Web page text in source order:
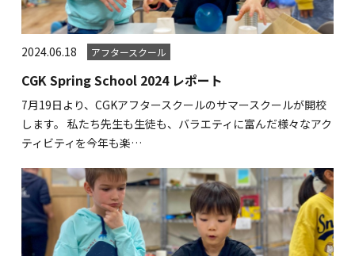
2024.06.18 アフタースクール
CGK Spring School 2024 レポート
7月19日より、CGKアフタースクールのサマースクールが開校
します。 私たち先生も生徒も、バラエティに富んだ様々なアク
ティビティを今年も楽…